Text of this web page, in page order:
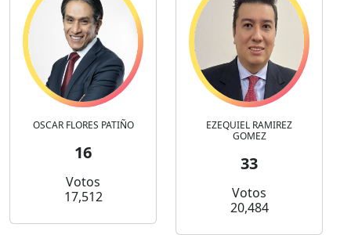
OSCAR FLORES PATIÑO
16
Votos
17,512
EZEQUIEL RAMIREZ
GOMEZ
33
Votos
20,484